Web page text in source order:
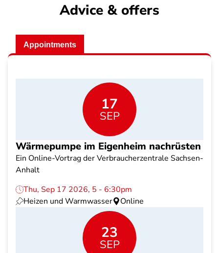
Advice & offers
Appointments
17
SEP
Wärmepumpe im Eigenheim nachrüsten
Ein Online-Vortrag der Verbraucherzentrale Sachsen-
Anhalt
Thu, Sep 17 2026, 5 - 6:30pm
Heizen und Warmwasser
Online
23
SEP